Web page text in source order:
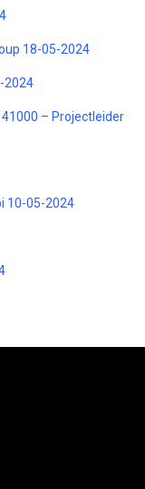
18-05-2024
2024
– Projectleider
10-05-2024